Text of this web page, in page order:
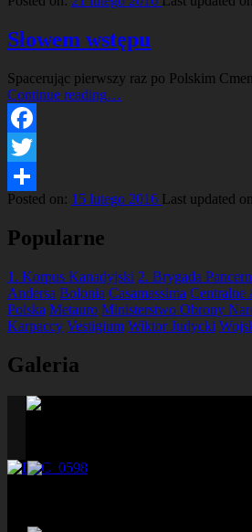
Share
Słowem wstępu
Spacerując pierwszy raz po Polskim
Continue reading“Słowem
…
Facebook
Twitter
Share
Posted on: 15 lutego 2016 Last updated
Popularne
1. Korpus Kanadyjski 2. Brygada
Andersa Bolonia Casamassima Centralne
Polska Metauro Ministerstwo Obrony
Karpaccy Vestigium Wiktor Judycki
Galeria